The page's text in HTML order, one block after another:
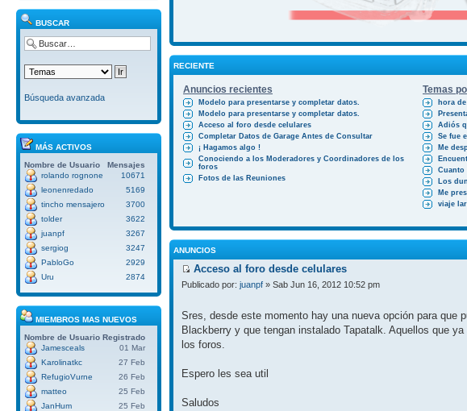
BUSCAR
Búsqueda avanzada
MÁS ACTIVOS
Nombre de Usuario
Mensajes
rolando rognone
10671
leonenredado
5169
tincho mensajero
3700
tolder
3622
juanpf
3267
sergiog
3247
PabloGo
2929
Uru
2874
MIEMBROS MAS NUEVOS
Nombre de Usuario Registrado
Jamesceals
01 Mar
Karolinatkc
27 Feb
RefugioVurne
26 Feb
matteo
25 Feb
JanHum
25 Feb
RECIENTE
Anuncios recientes Temas
Modelo para presentarse y completar datos.
Modelo para presentarse y completar datos.
Acceso al foro desde celulares
Completar Datos de Garage Antes de Consultar
¡ Hagamos algo !
Conociendo a los Moderadores y Coordinadores de los
foros
Fotos de las Reuniones
hora
Adiós
Se fue
Me
Cuanto
Los
Me
viaje
ANUNCIOS
Acceso al foro desde celulares
Publicado por: juanpf » Sab Jun 16, 2012 10:52 pm
Sres, desde este momento hay una nueva opción para que
Blackberry y que tengan instalado Tapatalk. Aquellos que
los foros.
Espero les sea util
Saludos